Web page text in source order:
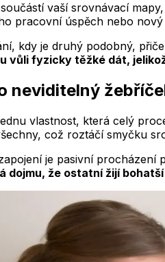
vaší srovnávací
pracovní úspěch nebo
kdy je druhý podobný,
vůli fyzicky těžké dát,
neviditelný
vlastnost, která celý
což roztáčí smyčku
je pasivní procházení
dojmu, že ostatní žijí